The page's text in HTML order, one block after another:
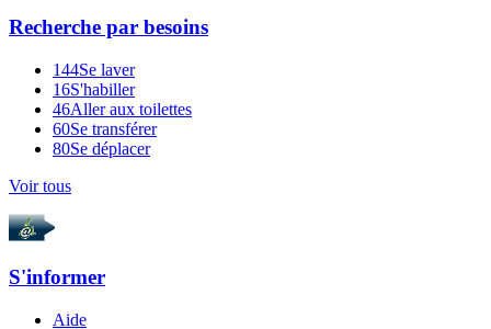
Recherche par besoins
144Se laver
16S'habiller
46Aller aux toilettes
60Se transférer
80Se déplacer
Voir tous
S'informer
Aide